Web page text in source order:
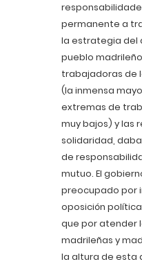
permanente a
la estrategia del
pueblo
trabajadoras de
(la inmensa
extremas de
muy bajos) y las
solidaridad,
de
mutuo. El
preocupado por
oposición
que por atender
madrileñas y
la altura de esta